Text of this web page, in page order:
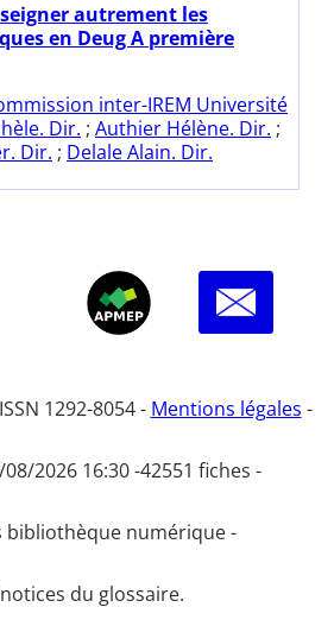
autrement les
en Deug A première
inter-IREM Université
Dir. ; Authier Hélène. Dir. ;
Dir. ; Delale Alain. Dir.
1292-8054 - Mentions légales -
2026 16:30 -42551 fiches -
bibliothèque numérique -
du glossaire.